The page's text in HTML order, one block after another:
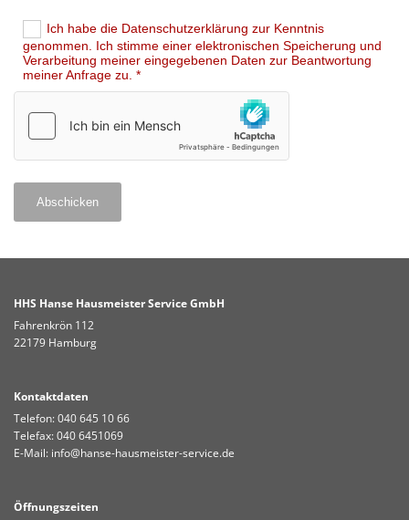
Ich habe die Datenschutzerklärung zur Kenntnis
genommen. Ich stimme einer elektronischen Speicherung und
Verarbeitung meiner eingegebenen Daten zur Beantwortung
meiner Anfrage zu. *
HHS Hanse Hausmeister Service GmbH
Fahrenkrön 112
22179 Hamburg
Kontaktdaten
Telefon:040 645 10 66
Telefax: 040 6451069
E-Mail: info@hanse-hausmeister-service.de
Öffnungszeiten